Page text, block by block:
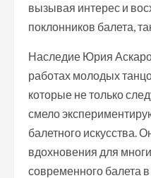
вызывая интерес и
поклонников балета,
Наследие Юрия
работах молодых
которые не только
смело
балетного искусства.
вдохновения для
современного балета